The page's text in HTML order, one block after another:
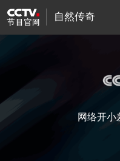
自然传奇
网络开小